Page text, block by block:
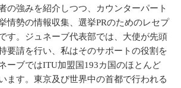
の強みを紹介しつつ、カウンターパート
情勢の情報収集、選挙PRのためのレセプ
す。ジュネーブ代表部では、大使が先頭
要請を行い、私はそのサポートの役割を
ーブではITU加盟国193カ国のほとんど
ます。東京及び世界中の首都で行われる